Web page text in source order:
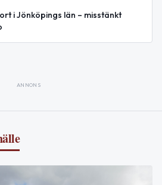
i Jönköpings län – misstänkt
ANNONS